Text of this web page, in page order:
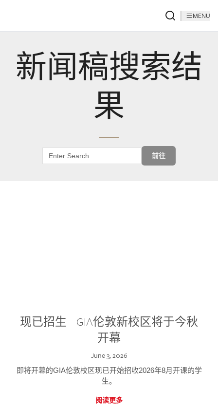
MENU
新闻稿搜索结
果
前往
现已招生 – GIA伦敦新校区将于今秋
开幕
June 3, 2026
即将开幕的GIA伦敦校区现已开始招收2026年8月开课的学
生。
阅读更多